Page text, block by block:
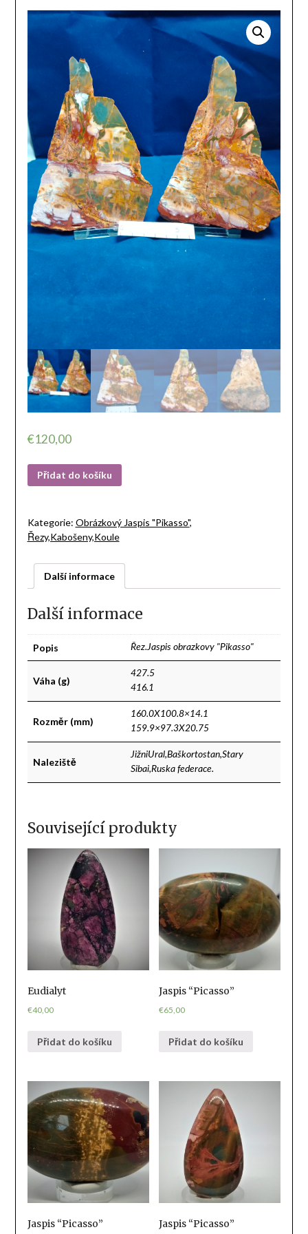
€120,00
Přidat do košíku
Kategorie: Obrázkový Jaspis "Pikasso",
Řezy,Kabošeny,Koule
Další informace
Další informace
Popis Řez.Jaspis obrazkovy "Pikasso"
Váha (g)
427.5
416.1
Rozměr (mm)
160.0X100.8×14.1
159.9×97.3X20.75
Naleziště
JižniUral,Baškortostan,Stary
Sibai,Ruska federace.
Související produkty
Eudialyt
€40,00
Přidat do košíku
Jaspis “Picasso”
€65,00
Přidat do košíku
Jaspis “Picasso” Jaspis “Picasso”